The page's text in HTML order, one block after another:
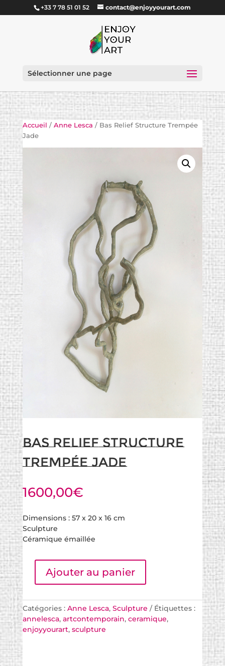
+33 7 78 51 01 52 contact@enjoyyourart.com
Sélectionner une page
Accueil / Anne Lesca / Bas Relief Structure Trempée
Jade
Bas Relief Structure
Trempée Jade
1600,00€
Dimensions : 57 x 20 x 16 cm
Sculpture
Céramique émaillée
Ajouter au panier
Catégories : Anne Lesca, Sculpture
Étiquettes :
annelesca, artcontemporain, ceramique,
enjoyyourart, sculpture